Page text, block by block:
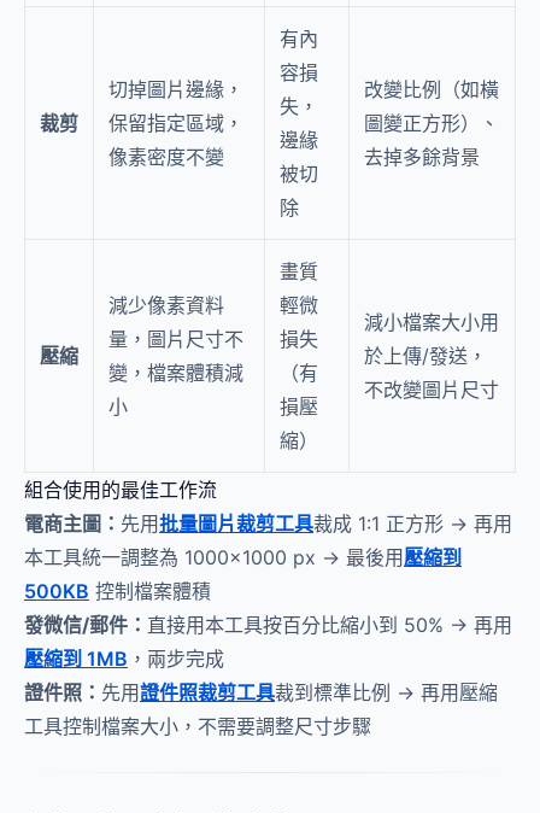
裁剪
切掉圖片邊緣，
保留指定區域，
像素密度不變
有內
容損
失，
邊緣
被切
除
改變比例（如橫
圖變正方形）、
去掉多餘背景
壓縮
減少像素資料
量，圖片尺寸不
變，檔案體積減
小
畫質
輕微
損失
（有
損壓
縮）
減小檔案大小用
於上傳/發送，
不改變圖片尺寸
組合使用的最佳工作流
電商主圖： 先用批量圖片裁剪工具裁成 1:1 正方形 → 再用
本工具統一調整為 1000×1000 px → 最後用壓縮到
500KB 控制檔案體積
發微信/郵件： 直接用本工具按百分比縮小到 50% → 再用
壓縮到 1MB ，兩步完成
證件照： 先用證件照裁剪工具裁到標準比例 → 再用壓縮
工具控制檔案大小，不需要調整尺寸步驟